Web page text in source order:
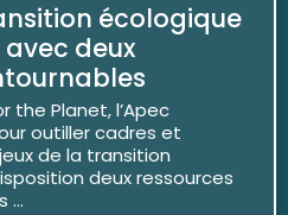
écologique
deux
the Planet, l’Apec
outiller cadres et
de la transition
deux ressources
...